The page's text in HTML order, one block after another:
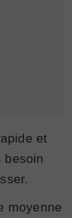
et
besoin
moyenne